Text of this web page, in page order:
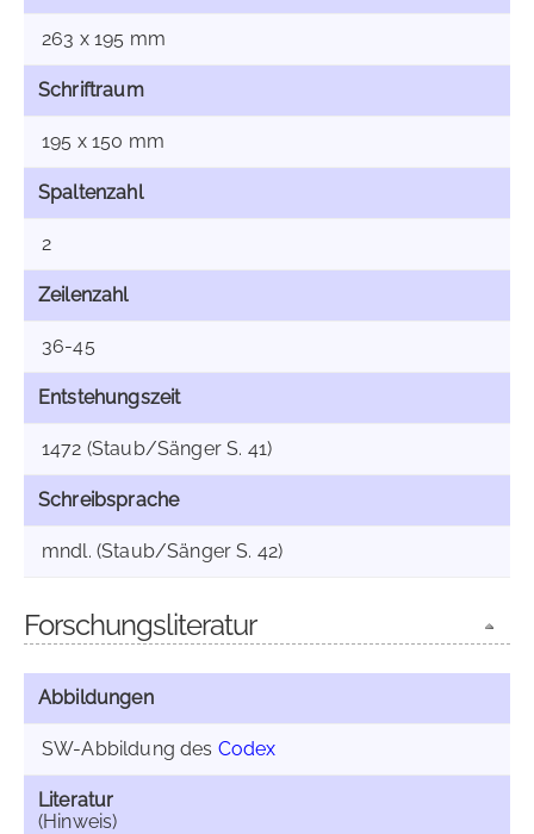
263 x 195 mm
Schriftraum
195 x 150 mm
Spaltenzahl
2
Zeilenzahl
36-45
Entstehungszeit
1472 (Staub/Sänger S. 41)
Schreibsprache
mndl. (Staub/Sänger S. 42)
Forschungsliteratur
Abbildungen
SW-Abbildung des Codex
Literatur
(Hinweis)